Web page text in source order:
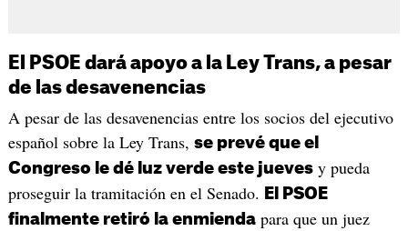
El PSOE dará apoyo a la Ley Trans, a pesar
de las desavenencias
A pesar de las desavenencias entre los socios del ejecutivo
español sobre la Ley Trans, se prevé que el
Congreso le dé luz verde este juevesy pueda
proseguir la tramitación en el Senado.
El PSOE
finalmente retiró la enmiendapara que un juez